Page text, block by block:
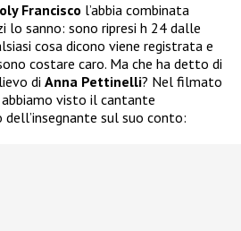
Francisco l’abbia combinata
lo sanno: sono ripresi h 24 dalle
cosa dicono viene registrata e
costare caro. Ma che ha detto di
di Anna Pettinelli? Nel filmato
abbiamo visto il cantante
sul suo conto: